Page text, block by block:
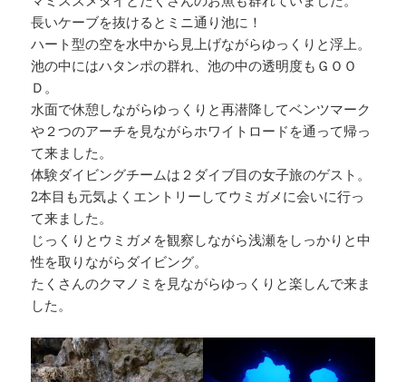
長いケーブを抜けるとミニ通り池に！
ハート型の空を水中から見上げながらゆっくりと浮上。
池の中にはハタンポの群れ、池の中の透明度もＧＯＯ
Ｄ。
水面で休憩しながらゆっくりと再潜降してベンツマーク
や２つのアーチを見ながらホワイトロードを通って帰っ
て来ました。
体験ダイビングチームは２ダイブ目の女子旅のゲスト。
2本目も元気よくエントリーしてウミガメに会いに行っ
て来ました。
じっくりとウミガメを観察しながら浅瀬をしっかりと中
性を取りながらダイビング。
たくさんのクマノミを見ながらゆっくりと楽しんで来ま
した。